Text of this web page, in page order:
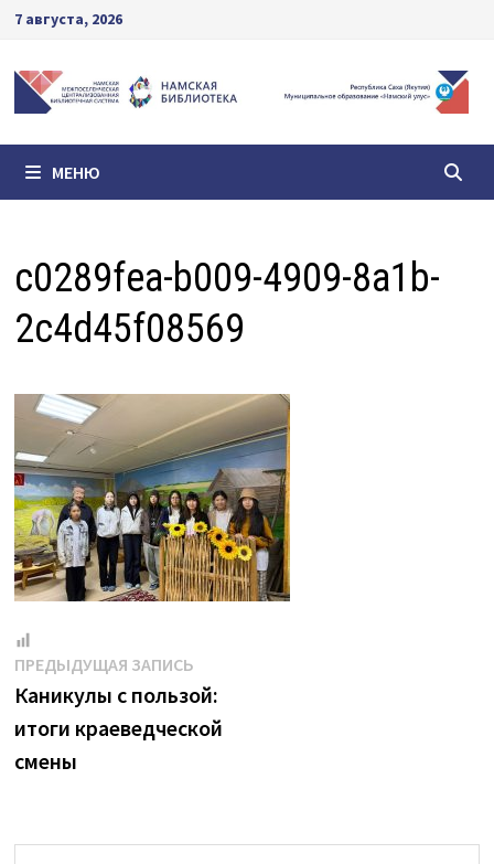
Перейти
содержимому
7 августа, 2026
МЕНЮ
c0289fea-b009-4909-8a1b-
2c4d45f08569
Навигация
по
записям
ПРЕДЫДУЩАЯ ЗАПИСЬПредыдущая
запись:
Каникулы с пользой:
итоги краеведческой
смены